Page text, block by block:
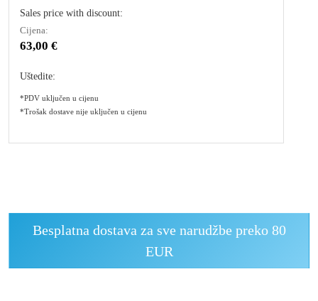
Sales price with discount:
Cijena:
63,00 €
Uštedite:
*PDV uključen u cijenu
*Trošak dostave nije uključen u cijenu
Besplatna dostava za sve narudžbe preko 80
EUR